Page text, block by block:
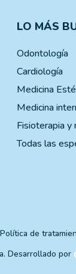
LO MÁS
Odontología
Cardiología
Medicina
Medicina
Fisioterapia y
Todas las
Política de
Desarrollado por